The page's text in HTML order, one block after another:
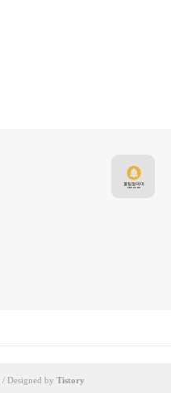
/ Designed by Tistory